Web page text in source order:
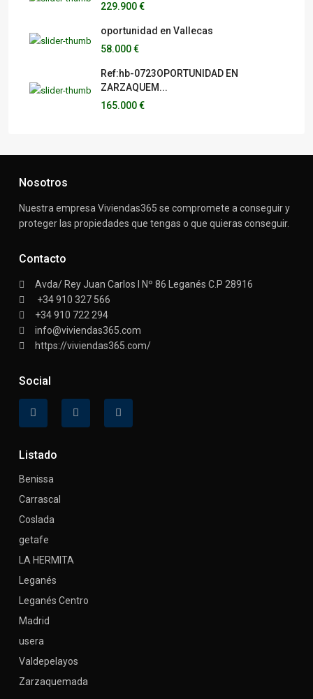
229.900 €
oportunidad en Vallecas
58.000 €
Ref:hb-0723OPORTUNIDAD EN
ZARZAQUEM...
165.000 €
Nosotros
Nuestra empresa Viviendas365 se compromete a conseguir y
proteger las propiedades que tengas o que quieras conseguir.
Contacto
Avda/ Rey Juan Carlos I Nº 86 Leganés C.P 28916
+34 910 327 566
+34 910 722 294
info@viviendas365.com
https://viviendas365.com/
Social
Listado
Benissa
Carrascal
Coslada
getafe
LA HERMITA
Leganés
Leganés Centro
Madrid
usera
Valdepelayos
Zarzaquemada